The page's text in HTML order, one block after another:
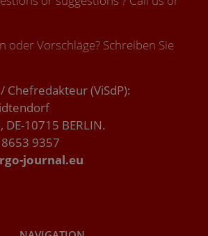
oder Vorschläge? Schreiben Sie
Chefredakteur (ViSdP):
10715 BERLIN.
9357
journal.eu